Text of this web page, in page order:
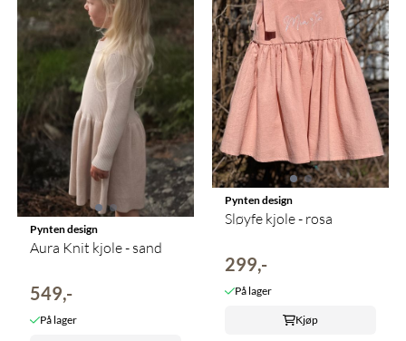
Pynten design
Aura Knit kjole - sand
549,-
På lager
Pynten design
Sløyfe kjole - rosa
299,-
På lager
Kjøp